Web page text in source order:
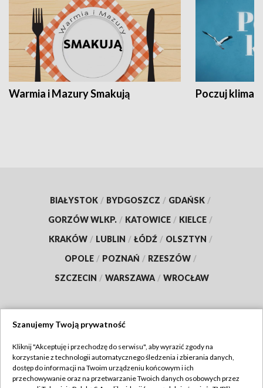
Warmia i Mazury Smakują Poczuj klimat
BIAŁYSTOK / BYDGOSZCZ / GDAŃSK /
GORZÓW WLKP. / KATOWICE / KIELCE /
KRAKÓW / LUBLIN / ŁÓDŹ / OLSZTYN /
OPOLE / POZNAŃ / RZESZÓW /
SZCZECIN / WARSZAWA / WROCŁAW
TVP
Abonament TVP
Regulamin TVP
Szanujemy Twoją prywatność
Kliknij "Akceptuję i przechodzę do serwisu", aby wyrazić zgody na
korzystanie z technologii automatycznego śledzenia i zbierania danych,
dostęp do informacji na Twoim urządzeniu końcowym i ich
przechowywanie oraz na przetwarzanie Twoich danych osobowych przez